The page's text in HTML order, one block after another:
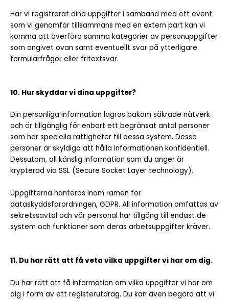
Har vi registrerat dina uppgifter i samband med ett event
som vi genomför tillsammans med en extern part kan vi
komma att överföra samma kategorier av personuppgifter
som angivet ovan samt eventuellt svar på ytterligare
formulärfrågor eller fritextsvar.
10. Hur skyddar vi dina uppgifter?
Din personliga information lagras bakom säkrade nätverk
och är tillgänglig för enbart ett begränsat antal personer
som har speciella rättigheter till dessa system. Dessa
personer är skyldiga att hålla informationen konfidentiell.
Dessutom, all känslig information som du anger är
krypterad via SSL (Secure Socket Layer technology).
Uppgifterna hanteras inom ramen för
dataskyddsförordningen, GDPR. All information omfattas av
sekretssavtal och vår personal har tillgång till endast de
system och funktioner som deras arbetsuppgifter kräver.
11. Du har rätt att få veta vilka uppgifter vi har om dig.
Du har rätt att få information om vilka uppgifter vi har om
dig i form av ett registerutdrag. Du kan även begära att vi